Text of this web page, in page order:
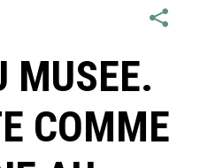
MUSEE.
COMME